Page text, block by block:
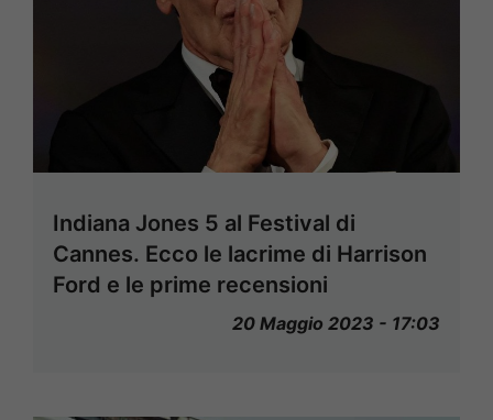
Indiana Jones 5 al Festival di
Cannes. Ecco le lacrime di Harrison
Ford e le prime recensioni
20 Maggio 2023 - 17:03